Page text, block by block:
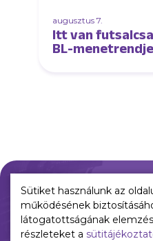
augusztus 7.
Itt van
BL-
Múltunk
Sütiket használunk az
működésének
látogatottságának
részleteket a